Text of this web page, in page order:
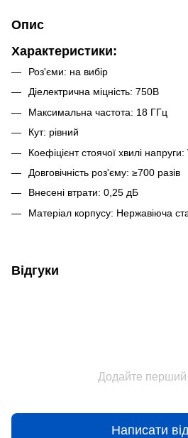
Опис
Характеристики:
Роз'єми: на вибір
Діелектрична міцність: 750В
Максимальна частота: 18 ГГц
Кут: рівний
Коефіцієнт стоячої хвилі
Довговічність роз'єму: ≥700 разів
Внесені втрати: 0,25 дБ
Матеріал корпусу: Нержавіюча
Відгуки
Додайте перший
Написати